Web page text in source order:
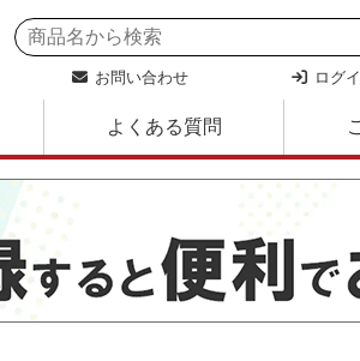
お問い合わせ ログ
よくある質問